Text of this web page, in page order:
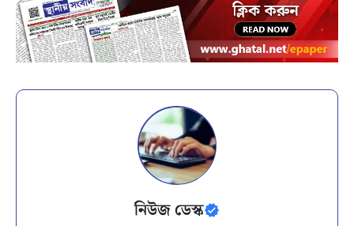
নিউজ ডেস্ক